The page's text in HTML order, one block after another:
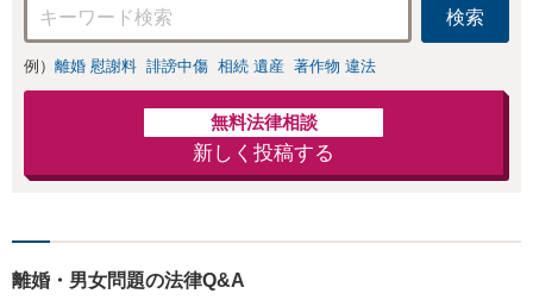
検索
例） 離婚 慰謝料 誹謗中傷 相続 遺産 著作物 違法
無料法律相談
新しく投稿する
離婚・男女問題の法律Q&A